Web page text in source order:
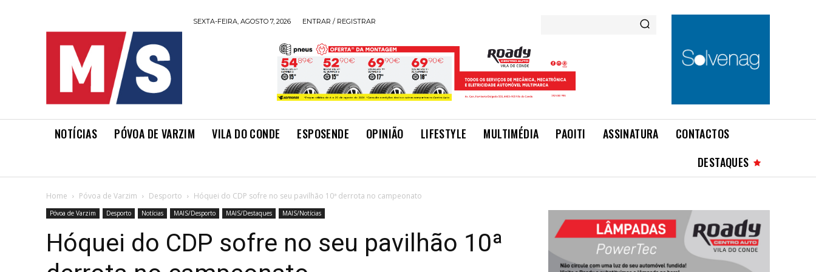
SEXTA-FEIRA, AGOSTO 7, 2026 ENTRAR / REGISTRAR
NOTÍCIAS PÓVOA DE VARZIM VILA DO CONDE ESPOSENDE OPINIÃO LIFESTYLE MULTIMÉDIA PAOITI ASSINATURA
CONTACTOS
DESTAQUES
Home Póvoa de Varzim Desporto Hóquei do CDP sofre no seu pavilhão 10ª derrota no campeonato
Póvoa de Varzim Desporto Notícias MAIS/Desporto MAIS/Destaques MAIS/Notícias
Hóquei do CDP sofre no seu pavilhão 10ª